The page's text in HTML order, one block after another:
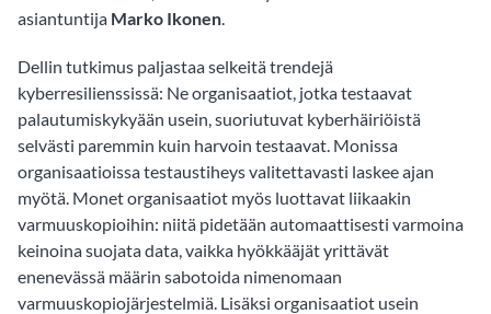
asiantuntija Marko Ikonen.
Dellin tutkimus paljastaa selkeitä trendejä
kyberresilienssissä: Ne organisaatiot, jotka testaavat
palautumiskykyään usein, suoriutuvat kyberhäiriöistä
selvästi paremmin kuin harvoin testaavat. Monissa
organisaatioissa testaustiheys valitettavasti laskee ajan
myötä. Monet organisaatiot myös luottavat liikaakin
varmuuskopioihin: niitä pidetään automaattisesti varmoina
keinoina suojata data, vaikka hyökkääjät yrittävät
enenevässä määrin sabotoida nimenomaan
varmuuskopiojärjestelmiä. Lisäksi organisaatiot usein